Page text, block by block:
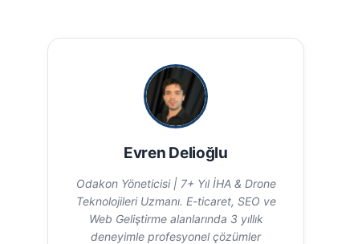
Evren Delioğlu
Odakon Yöneticisi | 7+ Yıl İHA & Drone
Teknolojileri Uzmanı. E-ticaret, SEO ve
Web Geliştirme alanlarında 3 yıllık
deneyimle profesyonel çözümler